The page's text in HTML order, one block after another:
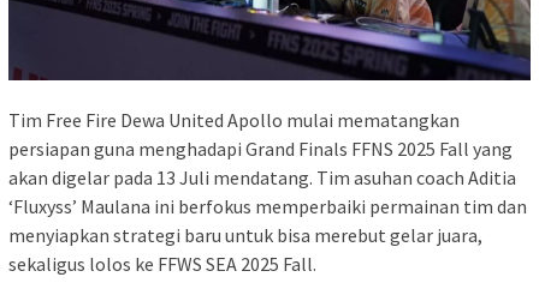
Tim Free Fire Dewa United Apollo mulai mematangkan
persiapan guna menghadapi Grand Finals FFNS 2025 Fall yang
akan digelar pada 13 Juli mendatang. Tim asuhan coach Aditia
‘Fluxyss’ Maulana ini berfokus memperbaiki permainan tim dan
menyiapkan strategi baru untuk bisa merebut gelar juara,
sekaligus lolos ke FFWS SEA 2025 Fall.